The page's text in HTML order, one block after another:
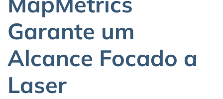
Garante um
Alcance Focado a
Laser